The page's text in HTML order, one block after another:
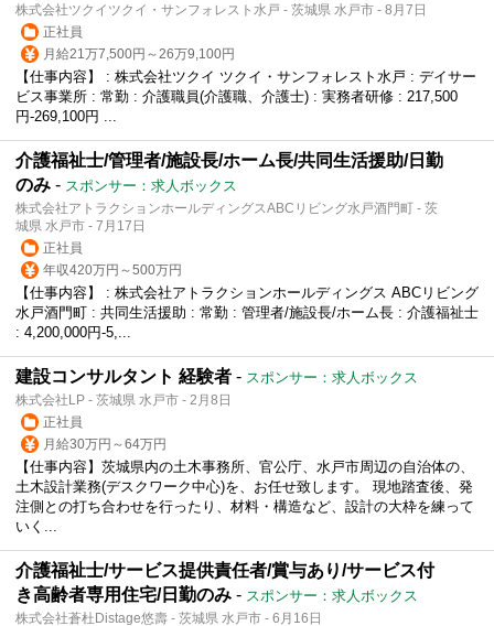
株式会社ツクイツクイ・サンフォレスト水戸 - 茨城県 水戸市 - 8月7日
正社員
月給21万7,500円～26万9,100円
【仕事内容】 : 株式会社ツクイ ツクイ・サンフォレスト水戸 : デイサー
ビス事業所 : 常勤 : 介護職員(介護職、介護士) : 実務者研修 : 217,500
円-269,100円 ...
介護福祉士/管理者/施設長/ホーム長/共同生活援助/日勤
のみ - スポンサー：求人ボックス
株式会社アトラクションホールディングスABCリビング水戸酒門町 - 茨
城県 水戸市 - 7月17日
正社員
年収420万円～500万円
【仕事内容】 : 株式会社アトラクションホールディングス ABCリビング
水戸酒門町 : 共同生活援助 : 常勤 : 管理者/施設長/ホーム長 : 介護福祉士
: 4,200,000円-5,...
建設コンサルタント 経験者 - スポンサー：求人ボックス
株式会社LP - 茨城県 水戸市 - 2月8日
正社員
月給30万円～64万円
【仕事内容】茨城県内の土木事務所、官公庁、水戸市周辺の自治体の、
土木設計業務(デスクワーク中心)を、お任せ致します。 現地踏査後、発
注側との打ち合わせを行ったり、材料・構造など、設計の大枠を練って
いく...
介護福祉士/サービス提供責任者/賞与あり/サービス付
き高齢者専用住宅/日勤のみ - スポンサー：求人ボックス
株式会社蒼杜Distage悠壽 - 茨城県 水戸市 - 6月16日